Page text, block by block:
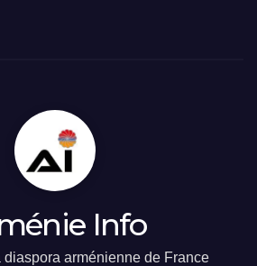
Info
diaspora arménienne de France